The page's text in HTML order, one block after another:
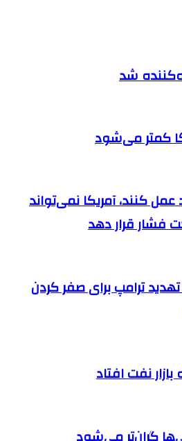
شد
کمتر می‌شود
کنند، آمریکا نمی‌تواند
فشار قرار دهد
ترامپ برای صفر کردن
نفت افتاد